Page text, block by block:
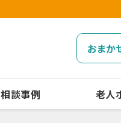
おまか
相談事例 老人